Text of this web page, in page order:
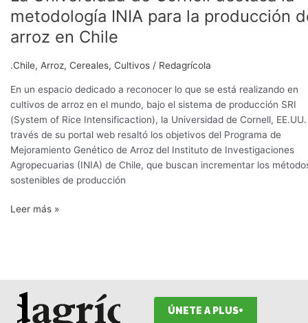
metodología INIA para la producción
arroz en Chile
.Chile, Arroz, Cereales, Cultivos / Redagrícola
En un espacio dedicado a reconocer lo que se está realizando en
cultivos de arroz en el mundo, bajo el sistema de producción SRI
(System of Rice Intensificaction), la Universidad de Cornell,
través de su portal web resaltó los objetivos del Programa de
Mejoramiento Genético de Arroz del Instituto de Investigaciones
Agropecuarias (INIA) de Chile, que buscan incrementar los
sostenibles de producción
Universidad
de
Cornell
la
metodología
INIA
para
la
producción
de
arroz
Chile
Leer más »
ÚNETE A PLUS+